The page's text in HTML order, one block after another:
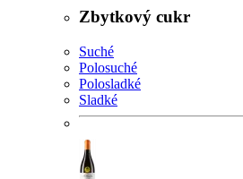
Zbytkový cukr
Suché
Polosuché
Polosladké
Sladké